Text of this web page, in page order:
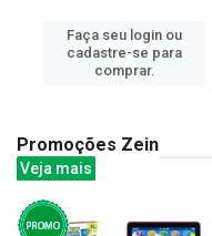
Faça seu login ou
cadastre-se para
comprar.
Promoções Zein
Veja mais